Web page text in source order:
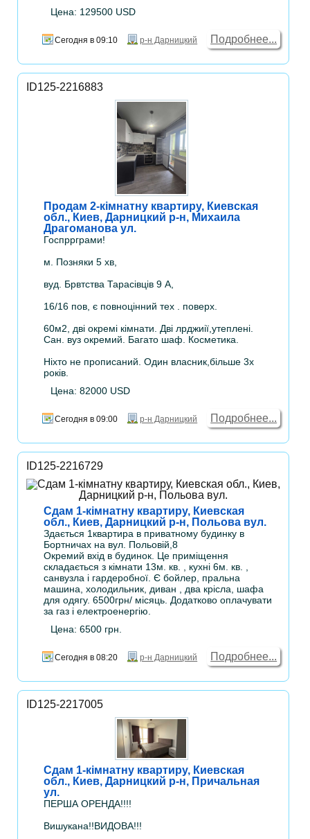
Цена: 129500 USD
Сегодня в 09:10 р-н Дарницкий Подробнее...
ID125-2216883
Продам 2-кімнатну квартиру, Киевская
обл., Киев, Дарницкий р-н, Михаила
Драгоманова ул.
Госпррграми!
м. Позняки 5 хв,
вуд. Брвтства Тарасівців 9 А,
16/16 пов, є повноцінний тех . поверх.
60м2, дві окремі кімнати. Дві лрджиії,утеплені.
Сан. вуз окремий. Багато шаф. Косметика.
Ніхто не прописаний. Один власник,більше 3х
років.
Цена: 82000 USD
Сегодня в 09:00 р-н Дарницкий Подробнее...
ID125-2216729
Сдам 1-кімнатну квартиру, Киевская
обл., Киев, Дарницкий р-н, Польова вул.
Здається 1квартира в приватному будинку в
Бортничах на вул. Польовій,8
Окремий вхід в будинок. Це приміщення
складається з кімнати 13м. кв. , кухні 6м. кв. ,
санвузла і гардеробної. Є бойлер, пральна
машина, холодильник, диван , два крісла, шафа
для одягу. 6500грн/ місяць. Додатково оплачувати
за газ і електроенергію.
Цена: 6500 грн.
Сегодня в 08:20 р-н Дарницкий Подробнее...
ID125-2217005
Сдам 1-кімнатну квартиру, Киевская
обл., Киев, Дарницкий р-н, Причальная
ул.
ПЕРША ОРЕНДА!!!!
Вишукана!!ВИДОВА!!!